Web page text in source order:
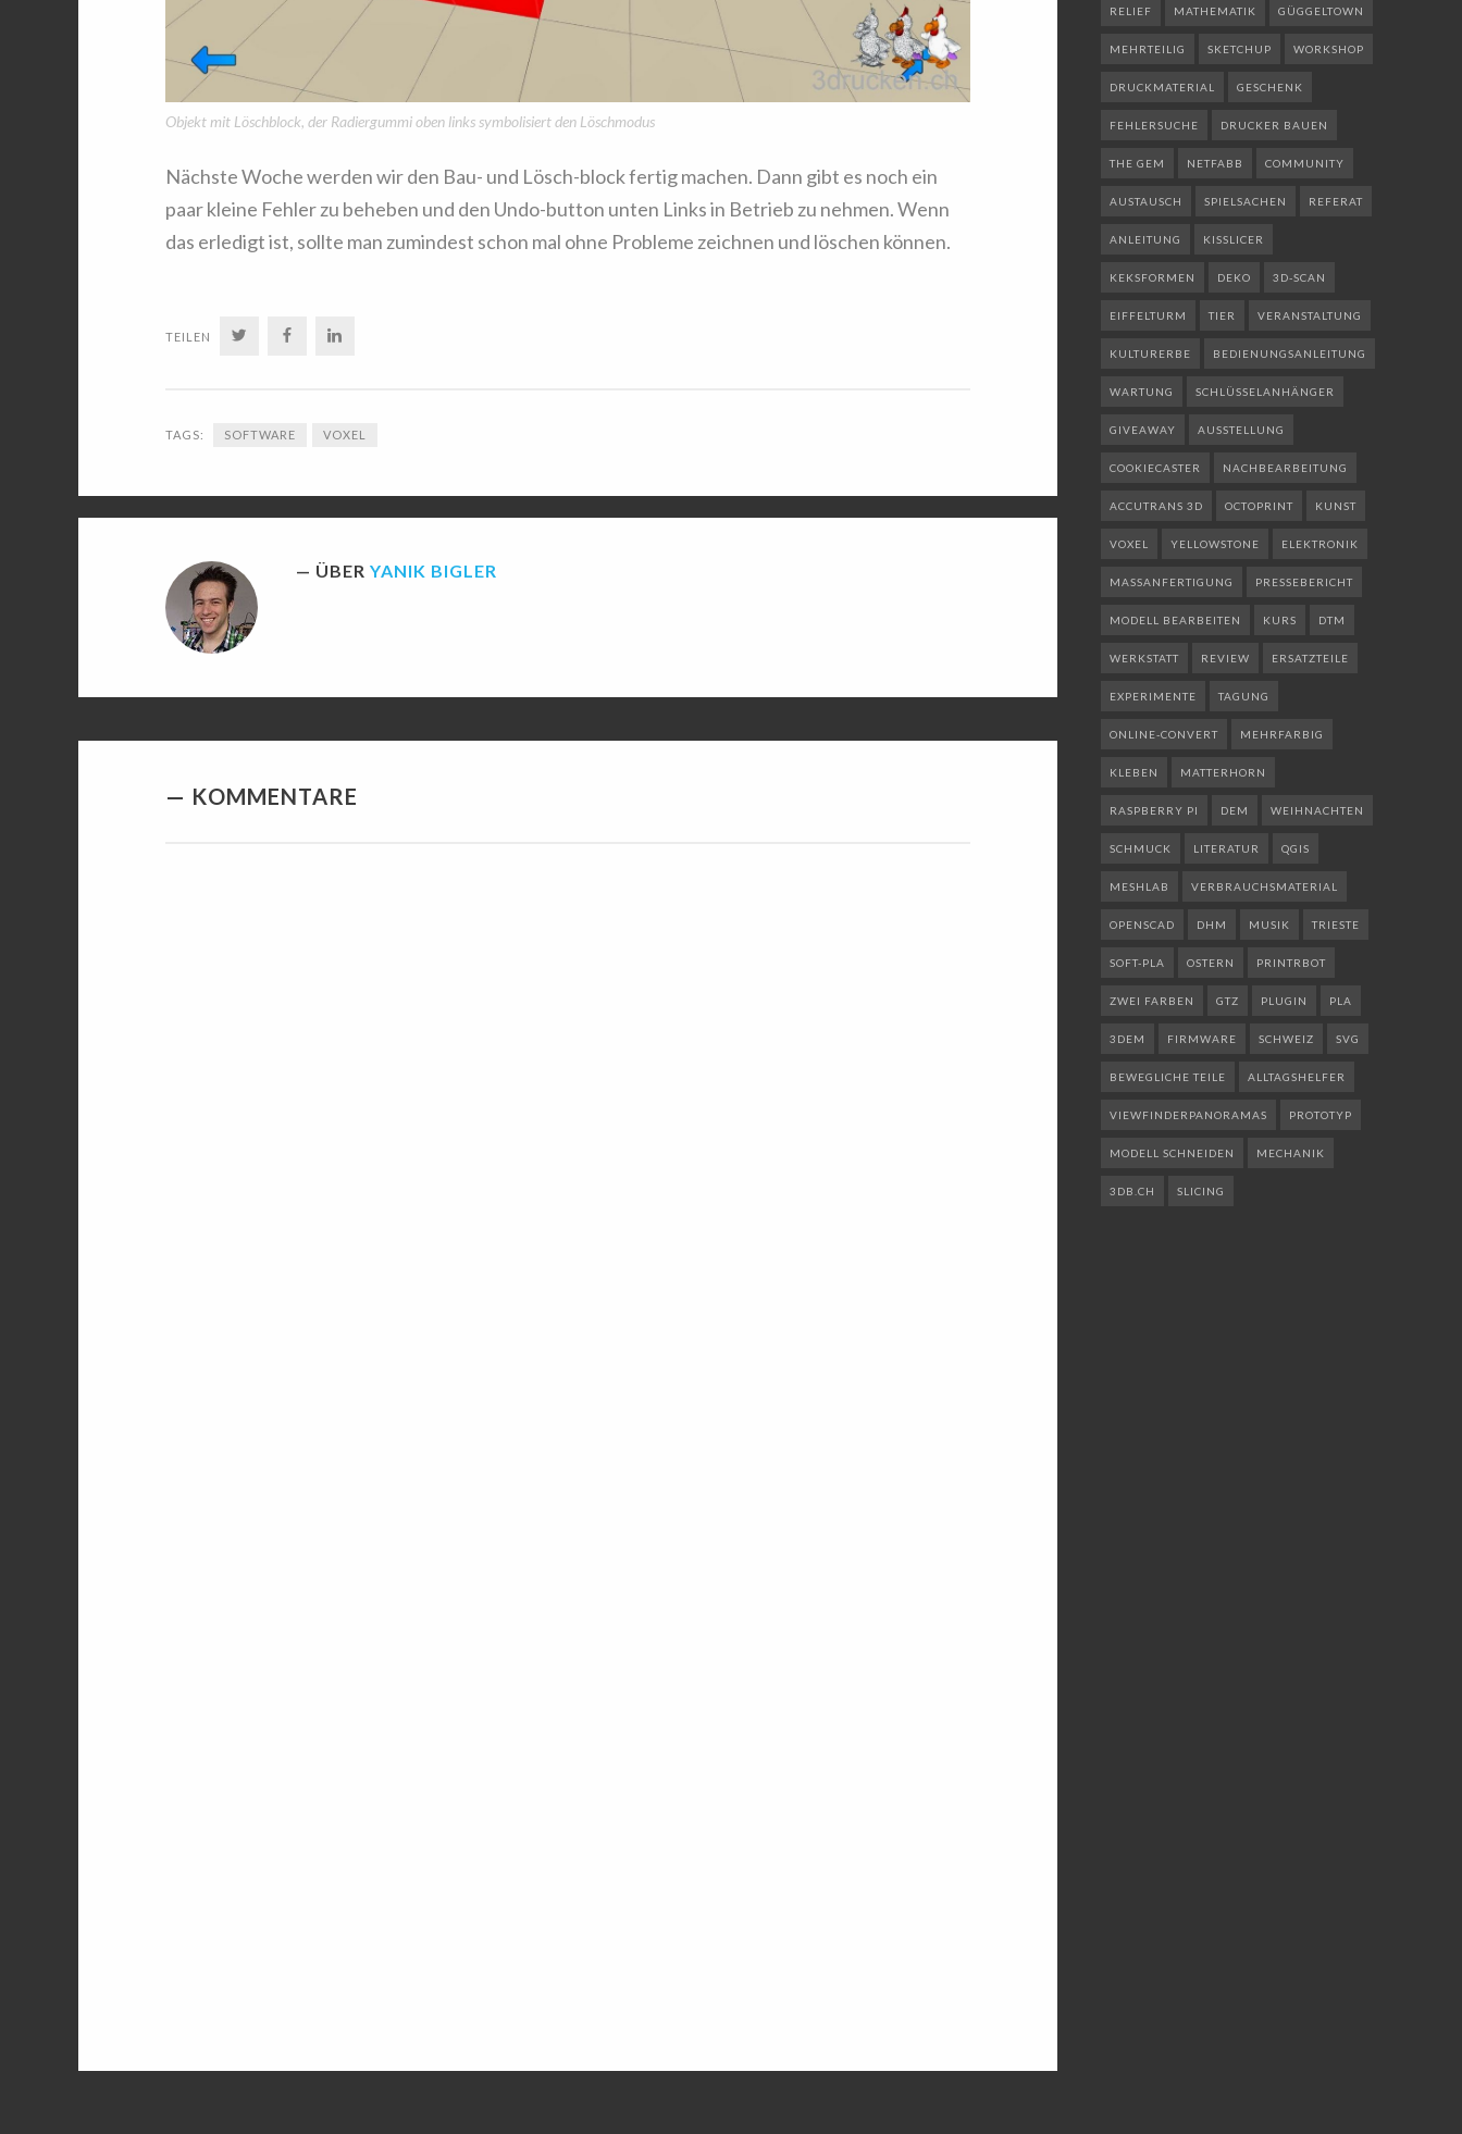
Objekt mit Löschblock, der Radiergummi oben links symbolisiert den Löschmodus
Nächste Woche werden wir den Bau- und Lösch-block fertig machen. Dann gibt es noch ein
paar kleine Fehler zu beheben und den Undo-button unten Links in Betrieb zu nehmen. Wenn
das erledigt ist, sollte man zumindest schon mal ohne Probleme zeichnen und löschen können.
TEILEN TWITTERFACEBOOK
TAGS: SOFTWARE VOXEL
ÜBER YANIK BIGLER
KOMMENTARE
RELIEF MATHEMATIK GÜGGELTOWN
MEHRTEILIG SKETCHUP WORKSHOP
DRUCKMATERIAL GESCHENK
FEHLERSUCHE DRUCKER BAUEN
THE GEM NETFABB COMMUNITY
AUSTAUSCH SPIELSACHEN REFERAT
ANLEITUNG KISSLICER
KEKSFORMEN DEKO 3D-SCAN
EIFFELTURM TIER VERANSTALTUNG
KULTURERBE BEDIENUNGSANLEITUNG
WARTUNG SCHLÜSSELANHÄNGER
GIVEAWAY AUSSTELLUNG
COOKIECASTER NACHBEARBEITUNG
ACCUTRANS 3D OCTOPRINT KUNST
VOXEL YELLOWSTONE ELEKTRONIK
MASSANFERTIGUNG PRESSEBERICHT
MODELL BEARBEITEN KURS DTM
WERKSTATT REVIEW ERSATZTEILE
EXPERIMENTE TAGUNG
ONLINE-CONVERT MEHRFARBIG
KLEBEN MATTERHORN
RASPBERRY PI DEM WEIHNACHTEN
SCHMUCK LITERATUR QGIS
MESHLAB VERBRAUCHSMATERIAL
OPENSCAD DHM MUSIK TRIESTE
SOFT-PLA OSTERN PRINTRBOT
ZWEI FARBEN GTZ PLUGIN PLA
3DEM FIRMWARE SCHWEIZ SVG
BEWEGLICHE TEILE ALLTAGSHELFER
VIEWFINDERPANORAMAS PROTOTYP
MODELL SCHNEIDEN MECHANIK
3DB.CH SLICING